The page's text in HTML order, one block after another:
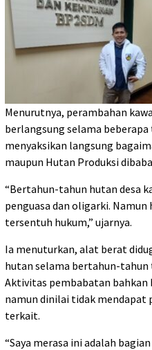
Menurutnya, perambahan
berlangsung selama
menyaksikan langsung
maupun Hutan Produksi
“Bertahun-tahun hutan desa
penguasa dan oligarki.
tersentuh hukum,” ujarnya.
Ia menuturkan, alat berat
hutan selama bertahun-
Aktivitas pembabatan
namun dinilai tidak mendapat
terkait.
“Saya merasa ini adalah